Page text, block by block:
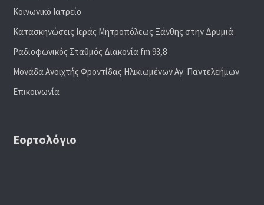
Κοινωνικό Ιατρείο
Κατασκηνώσεις Ιεράς Μητροπόλεως Ξάνθης στην Δρυμιά
Ραδιoφωνικός Σταθμός Διακονία fm 93,8
Μονάδα Ανοιχτής Φροντίδας Ηλικιωμένων Αγ. Παντελεήμων
Επικοινωνία
Εορτολόγιο